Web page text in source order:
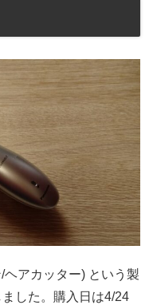
ヘアカッター) という製
した。購入日は4/24